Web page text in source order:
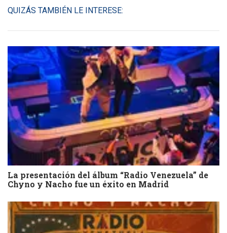
QUIZÁS TAMBIÉN LE INTERESE:
La presentación del álbum “Radio Venezuela” de
Chyno y Nacho fue un éxito en Madrid